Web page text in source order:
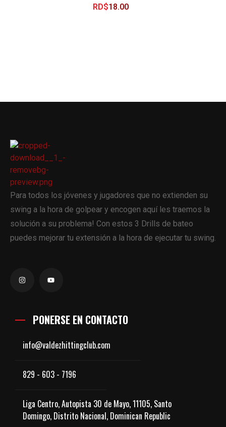
RD$18.00
Para todos los jóvenes y jugadores que no extienden su
swing a la hora de golpear y encogen aquí les traemos la
solución a su problema! Con estos 3 Drills de bateo
puedes mejorar tu extensión a la hora de ejecutar tu swing.
PONERSE EN CONTACTO
info@valdezhittingclub.com
829 - 603 - 7196
Liga Centro, Autopista 30 de Mayo, 11105, Santo
Domingo, Distrito Nacional, Dominican Republic